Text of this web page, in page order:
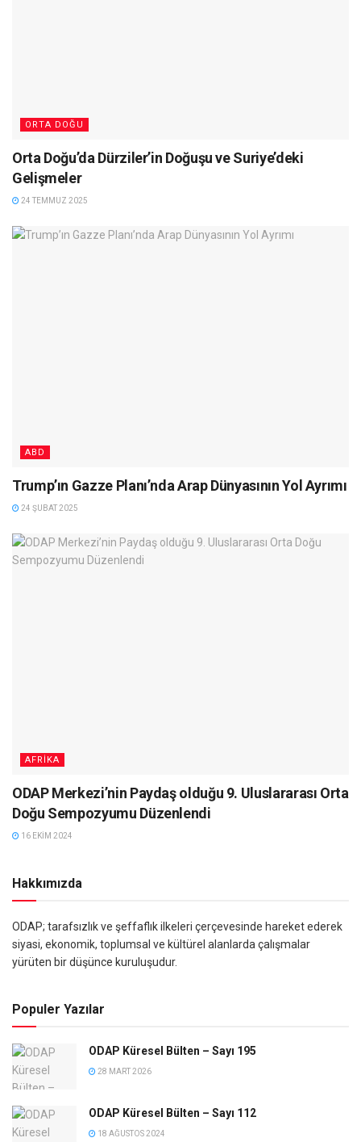
ORTA DOĞU
Orta Doğu’da Dürziler’in Doğuşu ve Suriye’deki
Gelişmeler
24 TEMMUZ 2025
ABD
Trump’ın Gazze Planı’nda Arap Dünyasının Yol Ayrımı
24 ŞUBAT 2025
AFRIKA
ODAP Merkezi’nin Paydaş olduğu 9. Uluslararası Orta
Doğu Sempozyumu Düzenlendi
16 EKIM 2024
Hakkımızda
ODAP; tarafsızlık ve şeffaflık ilkeleri çerçevesinde hareket ederek
siyasi, ekonomik, toplumsal ve kültürel alanlarda çalışmalar
yürüten bir düşünce kuruluşudur.
Populer Yazılar
ODAP Küresel Bülten – Sayı 195
28 MART 2026
ODAP Küresel Bülten – Sayı 112
18 AĞUSTOS 2024